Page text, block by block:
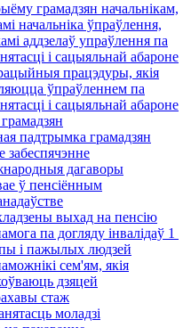
грамадзян начальнікам,
начальніка ўпраўлення,
аддзелаў упраўлення па
і сацыяльнай абароне
працэдуры, якія
ўпраўленнем па
і сацыяльнай абароне
падтрымка грамадзян
забеспячэнне
дагаворы
ў пенсіённым
выхад на пенсію
па догляду інвалідаў 1
і пажылых людзей
сем'ям, якія
дзяцей
стаж
моладзі